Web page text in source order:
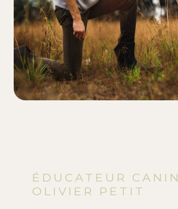
ÉDUCATEUR CANIN
OLIVIER PETIT